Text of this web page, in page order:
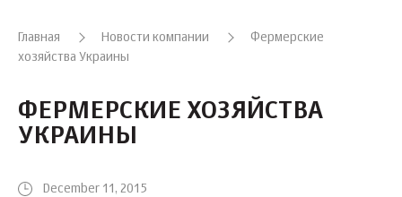
Главная Новости компании
Фермерские
хозяйства Украины
ФЕРМЕРСКИЕ ХОЗЯЙСТВА
УКРАИНЫ
December 11, 2015